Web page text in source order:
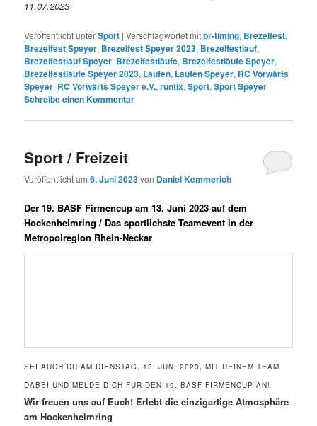
11.07.2023
Veröffentlicht unterSport |Verschlagwortet mitbr-timing, Brezelfest,
Brezelfest Speyer, Brezelfest Speyer 2023, Brezelfestlauf,
Brezelfestlauf Speyer, Brezelfestläufe, Brezelfestläufe Speyer,
Brezelfestläufe Speyer 2023, Laufen, Laufen Speyer, RC Vorwärts
Speyer, RC Vorwärts Speyer e.V.,runtix,Sport,Sport Speyer |
Schreibe einen Kommentar
Sport / Freizeit
Veröffentlicht am6. Juni 2023von Daniel Kemmerich
Der 19. BASF Firmencup am 13. Juni 2023 auf dem
Hockenheimring / Das sportlichste Teamevent in der
Metropolregion Rhein-Neckar
SEI AUCH DU AM DIENSTAG, 13. JUNI 2023, MIT DEINEM TEAM
DABEI UND MELDE DICH FÜR DEN 19. BASF FIRMENCUP AN!
Wir freuen uns auf Euch! Erlebt die einzigartige Atmosphäre
am Hockenheimring